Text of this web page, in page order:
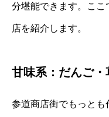
分堪能できます。ここ
店を紹介します。
甘味系：だんご
参道商店街でもっとも